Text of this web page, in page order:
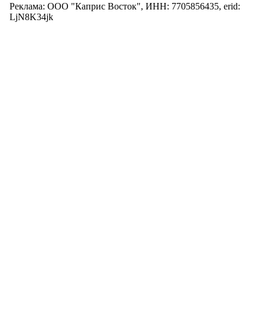
Реклама: ООО "Каприс Восток", ИНН: 7705856435, erid:
LjN8K34jk